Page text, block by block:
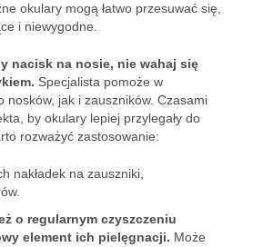
okulary mogą łatwo przesuwać się,
i niewygodne.
nacisk na nosie, nie wahaj się
Specjalista pomoże w
nosków, jak i zauszników. Czasami
by okulary lepiej przylegały do
rozważyć zastosowanie:
nakładek na zauszniki,
o regularnym czyszczeniu
element ich pielęgnacji. Może